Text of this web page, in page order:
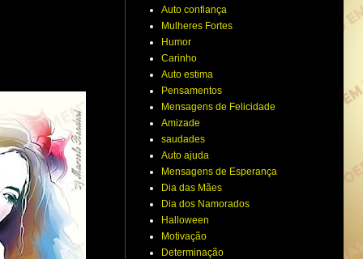
Auto confiança
Mulheres Fortes
Humor
Carinho
Auto estima
Pensamentos
Mensagens de Felicidade
Amizade
saudades
Auto ajuda
Mensagens de Esperança
Dia das Mães
Dia dos Namorados
Halloween
Motivação
Determinação